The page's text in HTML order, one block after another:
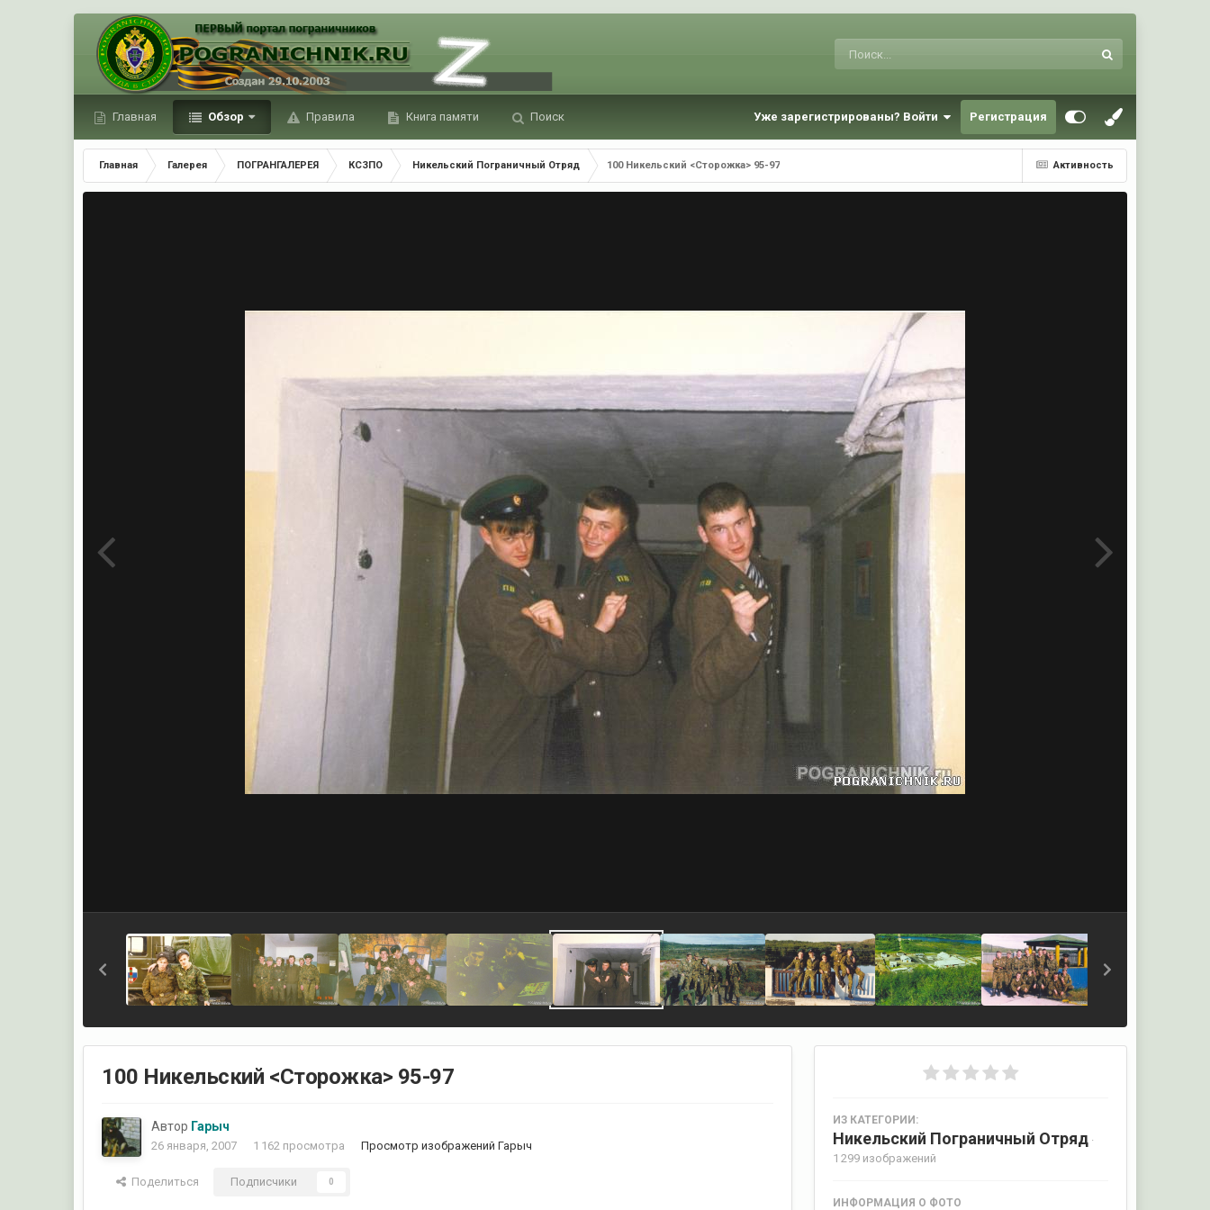
Главная Обзор Правила Книга памяти Поиск Уже зарегистрированы? Войти Регистрация
Активность
Главная Галерея ПОГРАНГАЛЕРЕЯ КСЗПО Никельский Пограничный Отряд 100 Никельский <Сторожка> 95-97
100 Никельский <Сторожка> 95-97
Автор Гарыч
26 января, 2007 1 162 просмотра Просмотр изображений Гарыч
Поделиться Подписчики 0
ИЗ КАТЕГОРИИ:
Никельский Пограничный Отряд ·
1 299 изображений
ИНФОРМАЦИЯ О ФОТО